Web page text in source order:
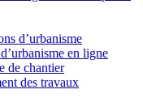
d’urbanisme
en ligne
de chantier
des travaux